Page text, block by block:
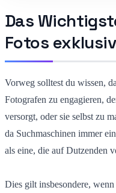
Das
Fotos
Vorweg solltest du wissen,
Fotografen zu engagieren,
versorgt, oder sie selbst zu
da Suchmaschinen immer
als eine, die auf Dutzenden
Dies gilt insbesondere,